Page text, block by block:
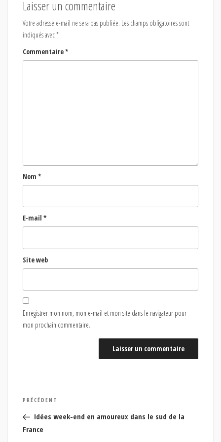
Laisser un commentaire
Votre adresse e-mail ne sera pas publiée. Les champs obligatoires sont
indiqués avec*
Commentaire*
Nom *
E-mail *
Site web
Enregistrer mon nom, mon e-mail et mon site dans le navigateur pour
mon prochain commentaire.
Navigation
de
l’article
Article
précédent
PRÉCÉDENT
Idées week-end en amoureux dans le sud de la
France